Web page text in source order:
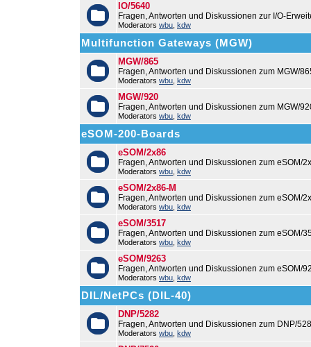
IO/5640
Fragen, Antworten und Diskussionen zur I/O-
Moderators wbu kdw
Multifunction Gateways (MGW)
MGW/865
Fragen, Antworten und Diskussionen zum MGW/
Moderators wbu kdw
MGW/920
Fragen, Antworten und Diskussionen zum MGW/
Moderators wbu kdw
eSOM-200-Boards
eSOM/2x86
Fragen, Antworten und Diskussionen zum eSOM/
Moderators wbu kdw
eSOM/2x86-M
Fragen, Antworten und Diskussionen zum eSOM/
Moderators wbu kdw
eSOM/3517
Fragen, Antworten und Diskussionen zum eSOM/
Moderators wbu kdw
eSOM/9263
Fragen, Antworten und Diskussionen zum eSOM/
Moderators wbu kdw
DIL/NetPCs (DIL-40)
DNP/5282
Fragen, Antworten und Diskussionen zum DNP/
Moderators wbu kdw